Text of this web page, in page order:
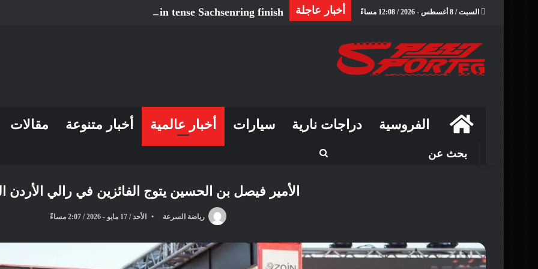
السبت / 8 أغسطس - 2026 / 12:08 مساءً أخبار عاجلة Ortola fends off Holgado in tense Sachsenring finish
الرئيسيةالفروسية دراجات نارية سيارات أخبار عالمية أخبار متنوعة مقالات
بحث
الأمير فيصل بن الحسين يتوج الفائزين في رالي الأردن
رياضة السرعة الأحد / 17 مايو - 2026 / 2:07 مساءً